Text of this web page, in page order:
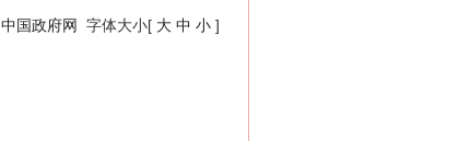
中国政府网 字体大小[ 大 中 小 ]